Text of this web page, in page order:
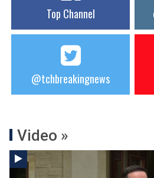
Top Channel
@tchbreakingnews
Video »